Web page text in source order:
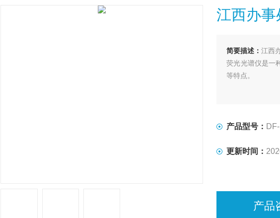
江西办
简要描述：江西
荧光光谱仪是一
等特点。
产品型号：
更新时间：
产品